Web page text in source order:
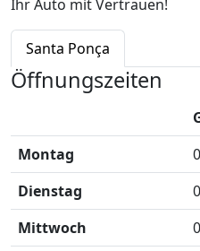
Ihr Auto mit Vertrauen!
Santa Ponça
Öffnungszeiten
Montag
Dienstag
Mittwoch